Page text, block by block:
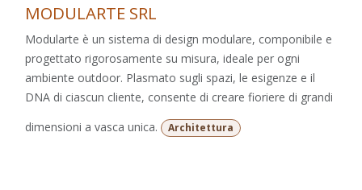
MODULARTE SRL
Modularte è un sistema di design modulare, componibile e
progettato rigorosamente su misura, ideale per ogni
ambiente outdoor. Plasmato sugli spazi, le esigenze e il
DNA di ciascun cliente, consente di creare fioriere di grandi
dimensioni a vasca unica.
Architettura